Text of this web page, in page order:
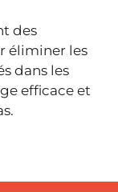
des
éliminer les
dans les
efficace et